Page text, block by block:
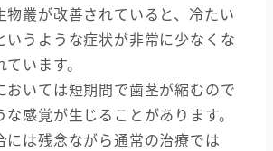
物叢が改善されていると、冷たい
いうような症状が非常に少なくな
います。
おいては短期間で歯茎が縮むので
感覚が生じることがあります。
には残念ながら通常の治療では